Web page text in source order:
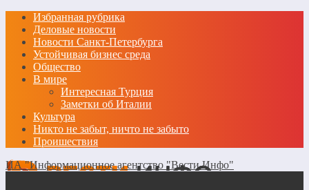
Избранная рубрика
Деловые новости
Новости Санкт-Петербурга
Устойчивая бизнес среда
Общество
В мире
Интересная Турция
Заметки об Италии
Культура
Никто не забыт, ничто не забыто
Проишествия
ИА "Информационное агентство "Вести Инфо"